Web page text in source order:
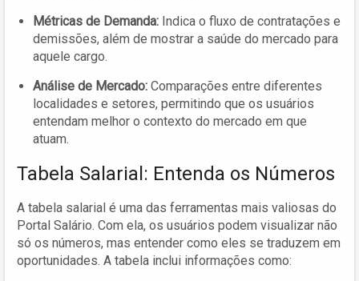
Métricas de Demanda: Indica o fluxo de contratações e
demissões, além de mostrar a saúde do mercado para
aquele cargo.
Análise de Mercado: Comparações entre diferentes
localidades e setores, permitindo que os usuários
entendam melhor o contexto do mercado em que
atuam.
Tabela Salarial: Entenda os Números
A tabela salarial é uma das ferramentas mais valiosas do
Portal Salário. Com ela, os usuários podem visualizar não
só os números, mas entender como eles se traduzem em
oportunidades. A tabela inclui informações como: